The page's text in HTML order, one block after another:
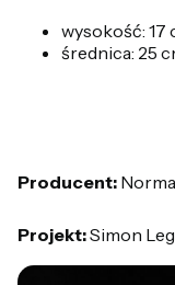
wysokość: 17
średnica: 25
Producent:
Projekt:Simon